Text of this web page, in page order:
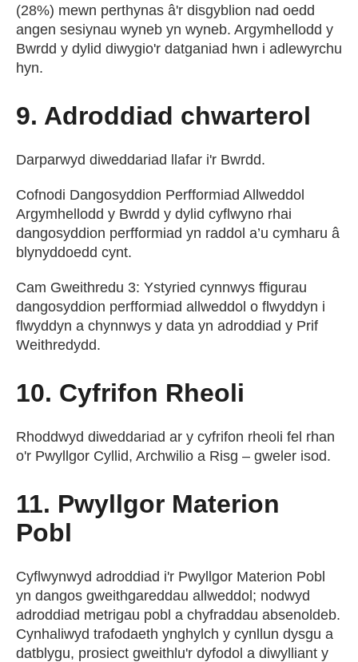
(28%) mewn perthynas â'r disgyblion nad oedd
angen sesiynau wyneb yn wyneb. Argymhellodd y
Bwrdd y dylid diwygio'r datganiad hwn i adlewyrchu
hyn.
9. Adroddiad chwarterol
Darparwyd diweddariad llafar i'r Bwrdd.
Cofnodi Dangosyddion Perfformiad Allweddol
Argymhellodd y Bwrdd y dylid cyflwyno rhai
dangosyddion perfformiad yn raddol a’u cymharu â
blynyddoedd cynt.
Cam Gweithredu 3: Ystyried cynnwys ffigurau
dangosyddion perfformiad allweddol o flwyddyn i
flwyddyn a chynnwys y data yn adroddiad y Prif
Weithredydd.
10. Cyfrifon Rheoli
Rhoddwyd diweddariad ar y cyfrifon rheoli fel rhan
o'r Pwyllgor Cyllid, Archwilio a Risg – gweler isod.
11. Pwyllgor Materion
Pobl
Cyflwynwyd adroddiad i'r Pwyllgor Materion Pobl
yn dangos gweithgareddau allweddol; nodwyd
adroddiad metrigau pobl a chyfraddau absenoldeb.
Cynhaliwyd trafodaeth ynghylch y cynllun dysgu a
datblygu, prosiect gweithlu'r dyfodol a diwylliant y